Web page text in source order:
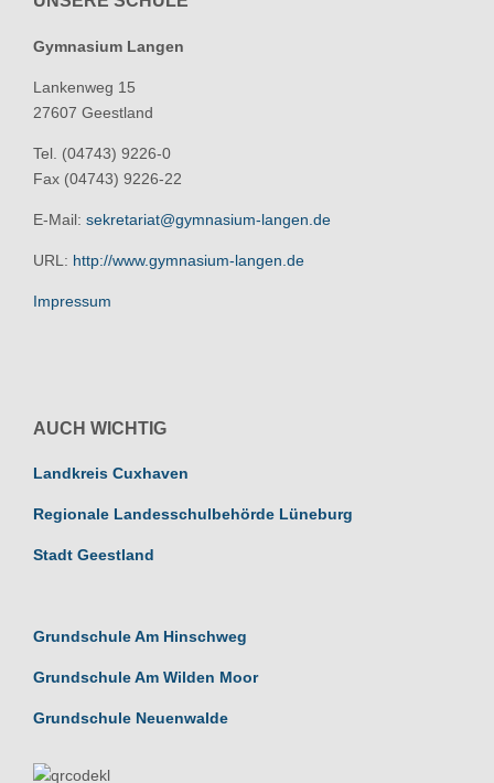
Gymnasium Langen
Lankenweg 15
27607 Geestland
Tel. (04743) 9226-0
Fax (04743) 9226-22
E-Mail: sekretariat@gymnasium-langen.de
URL: http://www.gymnasium-langen.de
Impressum
AUCH WICHTIG
Landkreis Cuxhaven
Regionale Landesschulbehörde Lüneburg
Stadt Geestland
Grundschule Am Hinschweg
Grundschule Am Wilden Moor
Grundschule Neuenwalde